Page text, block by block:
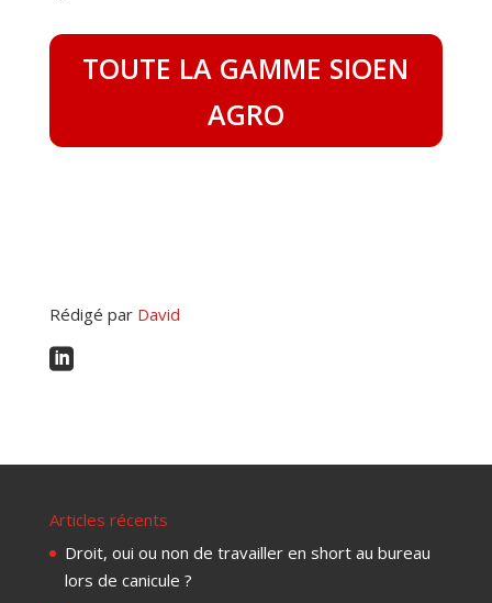
TOUTE LA GAMME SIOEN
AGRO
Rédigé par David

Articles récents
Droit, oui ou non de travailler en short au bureau
lors de canicule ?